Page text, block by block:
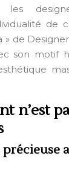
les
de
» de
son motif
n’est